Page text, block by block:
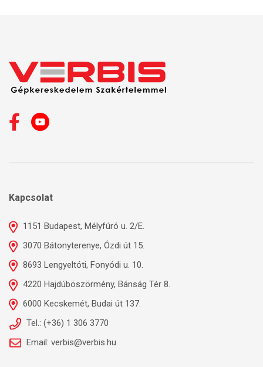
Kapcsolat
1151 Budapest, Mélyfúró u. 2/E.
3070 Bátonyterenye, Ózdi út 15.
8693 Lengyeltóti, Fonyódi u. 10.
4220 Hajdúböszörmény, Bánság Tér 8.
6000 Kecskemét, Budai út 137.
Tel.: (+36) 1 306 3770
Email: verbis@verbis.hu